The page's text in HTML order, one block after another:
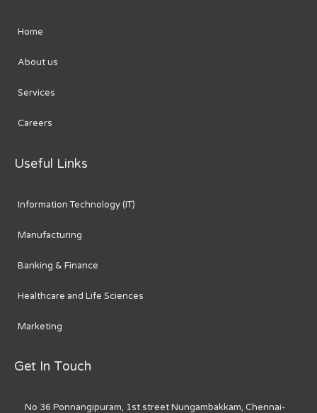
Home
About us
Services
Careers
Useful Links
Information Technology (IT)
Manufacturing
Banking & Finance
Healthcare and Life Sciences
Marketing
Get In Touch
No 36 Ponnangipuram, 1st street Nungambakkam, Chennai-